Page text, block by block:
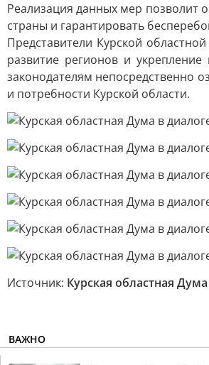
Реализация данных мер позволит
страны и гарантировать
Представители Курской
развитие регионов и
законодателям непосредственно
и потребности Курской области.
Источник: Курская областная Дума
ВАЖНО